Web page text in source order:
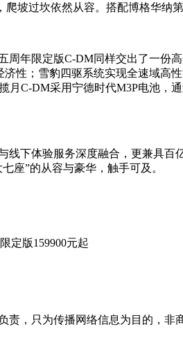
坡过坎依然从容。搭配博格华纳
周年限定版C-DM同样交出了一份
性；雪豹四驱系统实现全速域
月C-DM采用宁德时代M3P电池，
线下体验服务深度融合，更兼具
座”的从容与豪华，触手可及。
定版159900元起
，只为传播网络信息为目的，非